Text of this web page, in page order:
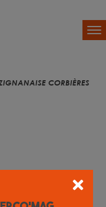
CORBIÈRES